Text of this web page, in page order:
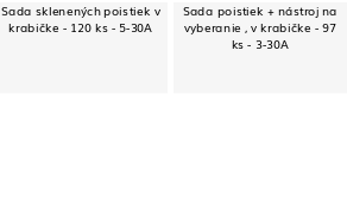
Sada sklenených poistiek v
krabičke - 120 ks - 5-30A
Sada poistiek + nástroj na
vyberanie , v krabičke - 97
ks - 3-30A